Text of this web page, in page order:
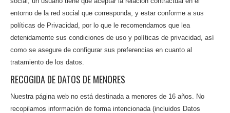
entorno de la red social que corresponda, y estar conforme a sus
políticas de Privacidad, por lo que le recomendamos que lea
detenidamente sus condiciones de uso y políticas de privacidad, así
como se asegure de configurar sus preferencias en cuanto al
tratamiento de los datos.
RECOGIDA DE DATOS DE MENORES
Nuestra página web no está destinada a menores de 16 años. No
recopilamos información de forma intencionada (incluidos Datos